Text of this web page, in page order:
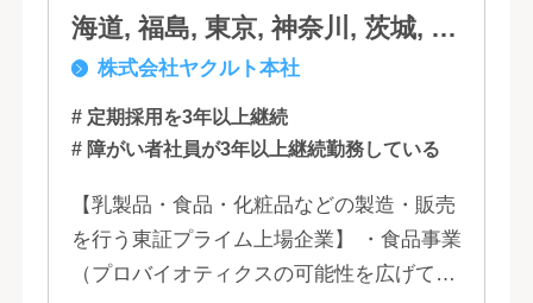
海道, 福島, 東京, 神奈川, 茨城, 静
岡, 大阪, 兵庫, 福岡, 佐賀
株式会社ヤクルト本社
# 定期採用を3年以上継続
# 障がい者社員が3年以上継続勤務している
【乳製品・食品・化粧品などの製造・販売
を行う東証プライム上場企業】 ・食品事業
（プロバイオティクスの可能性を広げてい